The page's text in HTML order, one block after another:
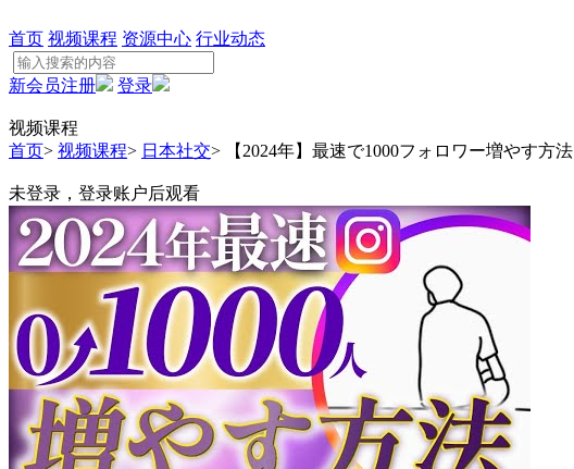
首页 视频课程 资源中心 行业动态
新会员注册 登录
视频课程
首页> 视频课程> 日本社交> 【2024年】最速で1000フォロワー増やす方法
未登录，登录账户后观看